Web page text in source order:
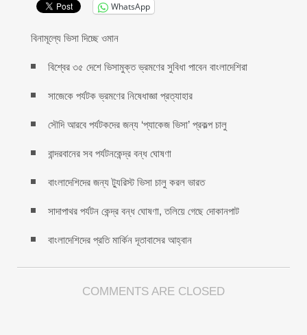
WhatsApp
বিনামূল্যে ভিসা দিচ্ছে ওমান
বিশ্বের ৩৫ দেশে ভিসামুক্ত ভ্রমণের সুবিধা পাবেন বাংলাদেশিরা
সাজেকে পর্যটক ভ্রমণের নিষেধাজ্ঞা প্রত্যাহার
সৌদি আরবে পর্যটকদের জন্য ‘প্যাকেজ ভিসা’ প্রকল্প চালু
বান্দরবানের সব পর্যটনকেন্দ্র বন্ধ ঘোষণা
বাংলাদেশিদের জন্য ট্যুরিস্ট ভিসা চালু করল ভারত
সাদাপাথর পর্যটন কেন্দ্র বন্ধ ঘোষণা, তলিয়ে গেছে দোকানপাট
বাংলাদেশিদের প্রতি মার্কিন দূতাবাসের আহ্বান
COMMENTS ARE CLOSED